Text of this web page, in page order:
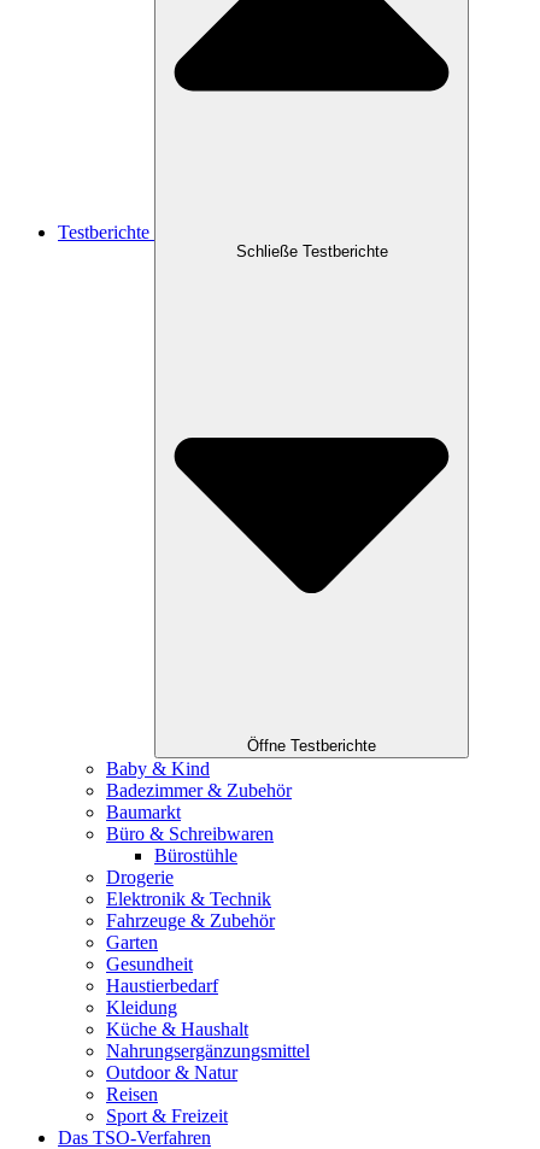
Testberichte
Schließe Testberichte
Öffne Testberichte
Baby & Kind
Badezimmer & Zubehör
Baumarkt
Büro & Schreibwaren
Bürostühle
Drogerie
Elektronik & Technik
Fahrzeuge & Zubehör
Garten
Gesundheit
Haustierbedarf
Kleidung
Küche & Haushalt
Nahrungsergänzungsmittel
Outdoor & Natur
Reisen
Sport & Freizeit
Das TSO-Verfahren